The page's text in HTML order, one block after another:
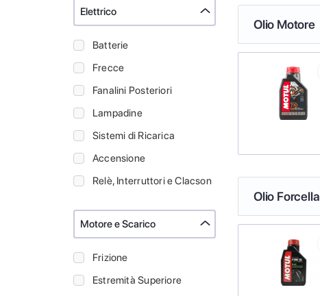
Elettrico
Batterie
Frecce
Fanalini Posteriori
Lampadine
Sistemi di Ricarica
Accensione
Relè, Interruttori e Clacson
Motore e Scarico
Frizione
Estremità Superiore
Olio Motore
Olio Forcella